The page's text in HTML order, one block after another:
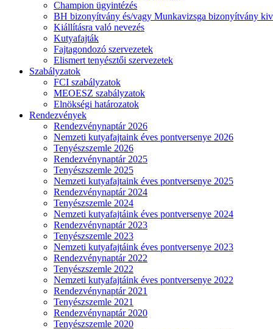
Champion ügyintézés
BH bizonyítvány és/vagy Munkavizsga bizonyítvány
Kiállításra való nevezés
Kutyafajták
Fajtagondozó szervezetek
Elismert tenyésztői szervezetek
Szabályzatok
FCI szabályzatok
MEOESZ szabályzatok
Elnökségi határozatok
Rendezvények
Rendezvénynaptár 2026
Nemzeti kutyafajtaink éves pontversenye 2026
Tenyészszemle 2026
Rendezvénynaptár 2025
Tenyészszemle 2025
Nemzeti kutyafajtaink éves pontversenye 2025
Rendezvénynaptár 2024
Tenyészszemle 2024
Nemzeti kutyafajtáink éves pontversenye 2024
Rendezvénynaptár 2023
Tenyészszemle 2023
Nemzeti kutyafajtáink éves pontversenye 2023
Rendezvénynaptár 2022
Tenyészszemle 2022
Nemzeti kutyafajtáink éves pontversenye 2022
Rendezvénynaptár 2021
Tenyészszemle 2021
Rendezvénynaptár 2020
Tenyészszemle 2020